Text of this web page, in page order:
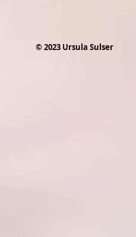
© 2023 Ursula Sulser